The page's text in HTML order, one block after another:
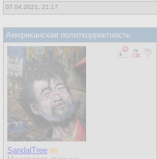
07.04.2021, 21:17
Американская политкорректность
SandalTree